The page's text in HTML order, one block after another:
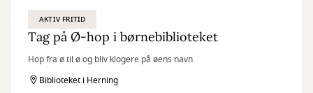
AKTIV FRITID
Tag på Ø-hop i børnebiblioteket
Hop fra ø til ø og bliv klogere på øens navn
Biblioteket i Herning